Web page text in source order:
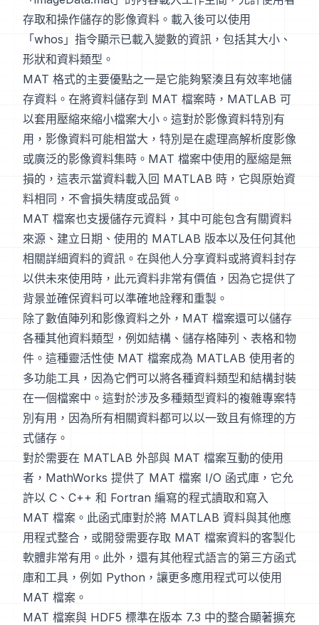
存取和操作儲存的影像資料。載入後可以使用
「whos」指令顯示已載入變數的資訊，包括其大小、
形狀和資料類型。
MAT 格式的主要優點之一是它能夠緊湊且有效率地儲
存資料。在將資料儲存到 MAT 檔案時，MATLAB 可
以套用壓縮來縮小檔案大小。這對於影像資料特別有
用，影像資料可能相當大，特別是在處理高解析度影像
或廣泛的影像資料集時。MAT 檔案中使用的壓縮是無
損的，這表示當資料載入回 MATLAB 時，它與原始資
料相同，不會損失精度或品質。
MAT 檔案也支援儲存元資料，其中可能包含有關資料
來源、建立日期、使用的 MATLAB 版本以及任何其他
相關詳細資料的資訊。在與他人分享資料或將資料封存
以供未來使用時，此元資料非常有價值，因為它提供了
背景並確保資料可以準確地詮釋和重製。
除了數值陣列和影像資料之外，MAT 檔案還可以儲存
各種其他資料類型，例如結構、儲存格陣列、表格和物
件。這種靈活性使 MAT 檔案成為 MATLAB 使用者的
多功能工具，因為它們可以將各種資料類型和結構封裝
在一個檔案中。這對於涉及多種類型資料的複雜專案特
別有用，因為所有相關資料都可以以一致且有條理的方
式儲存。
對於需要在 MATLAB 外部與 MAT 檔案互動的使用
者，MathWorks 提供了 MAT 檔案 I/O 函式庫，它允
許以 C、C++ 和 Fortran 編寫的程式讀取和寫入
MAT 檔案。此函式庫對於將 MATLAB 資料與其他應
用程式整合，或開發需要存取 MAT 檔案資料的客製化
軟體非常有用。此外，還有其他程式語言的第三方函式
庫和工具，例如 Python，讓更多應用程式可以使用
MAT 檔案。
MAT 檔案與 HDF5 標準在版本 7.3 中的整合顯著擴充